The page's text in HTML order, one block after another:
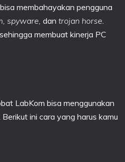
membahayakan pengguna
spyware, dan trojan horse.
membuat kinerja PC
LabKom bisa menggunakan
ini cara yang harus kamu